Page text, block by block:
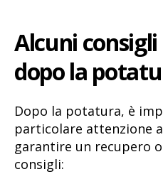
Alcuni
dopo la
Dopo la potatura, è
particolare attenzione
garantire un recupero
consigli: